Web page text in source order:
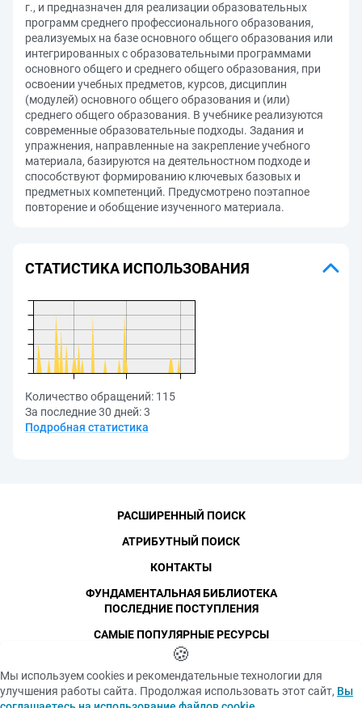
г., и предназначен для реализации образовательных
программ среднего профессионального образования,
реализуемых на базе основного общего образования или
интегрированных с образовательными программами
основного общего и среднего общего образования, при
освоении учебных предметов, курсов, дисциплин
(модулей) основного общего образования и (или)
среднего общего образования. В учебнике реализуются
современные образовательные подходы. Задания и
упражнения, направленные на закрепление учебного
материала, базируются на деятельностном подходе и
способствуют формированию ключевых базовых и
предметных компетенций. Предусмотрено поэтапное
повторение и обобщение изученного материала.
СТАТИСТИКА ИСПОЛЬЗОВАНИЯ
Количество обращений: 115
За последние 30 дней:3
Подробная статистика
СПбПУ, 1996-2026
Авторские права и персональные данные
Фотографии размещены с согласия
изображённых лиц в соответствии
Политика конфиденциальности
РАСШИРЕННЫЙ ПОИСК
АТРИБУТНЫЙ ПОИСК
КОНТАКТЫ
ФУНДАМЕНТАЛЬНАЯ БИБЛИОТЕКА
ПОСЛЕДНИЕ ПОСТУПЛЕНИЯ
САМЫЕ ПОПУЛЯРНЫЕ РЕСУРСЫ
🍪
Мы используем cookies и рекомендательные технологии для
улучшения работы сайта. Продолжая использовать этот сайт, Вы